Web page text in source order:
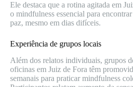
Ele destaca que a rotina agitada em
o mindfulness essencial para
paz, mesmo em dias difíceis.
Experiência de grupos locais
Além dos relatos individuais, grupos
oficinas em Juiz de Fora têm
semanais para praticar mindfulness